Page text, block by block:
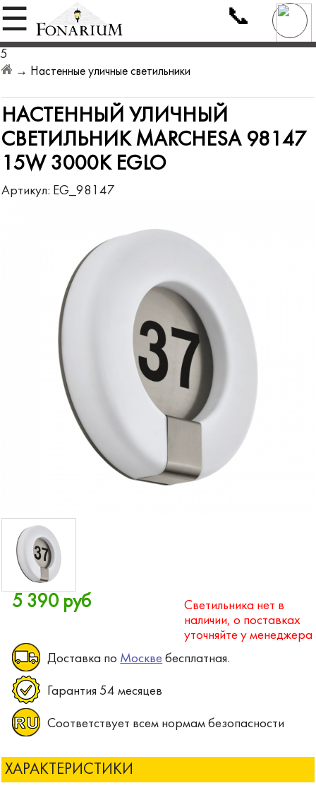
☰ 📞
5
→ Настенные уличные светильники
НАСТЕННЫЙ УЛИЧНЫЙ
СВЕТИЛЬНИК MARCHESA 98147
15W 3000K EGLO
Артикул: EG_98147
5 390 руб
Светильника нет в
наличии, о поставках
уточняйте у менеджера
Доставка по Москве бесплатная.
Гарантия 54 месяцев
Соответствует всем нормам безопасности
ХАРАКТЕРИСТИКИ